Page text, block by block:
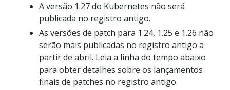
A versão 1.27 do Kubernetes não será
publicada no registro antigo.
As versões de patch para 1.24, 1.25 e 1.26 não
serão mais publicadas no registro antigo a
partir de abril. Leia a linha do tempo abaixo
para obter detalhes sobre os lançamentos
finais de patches no registro antigo.